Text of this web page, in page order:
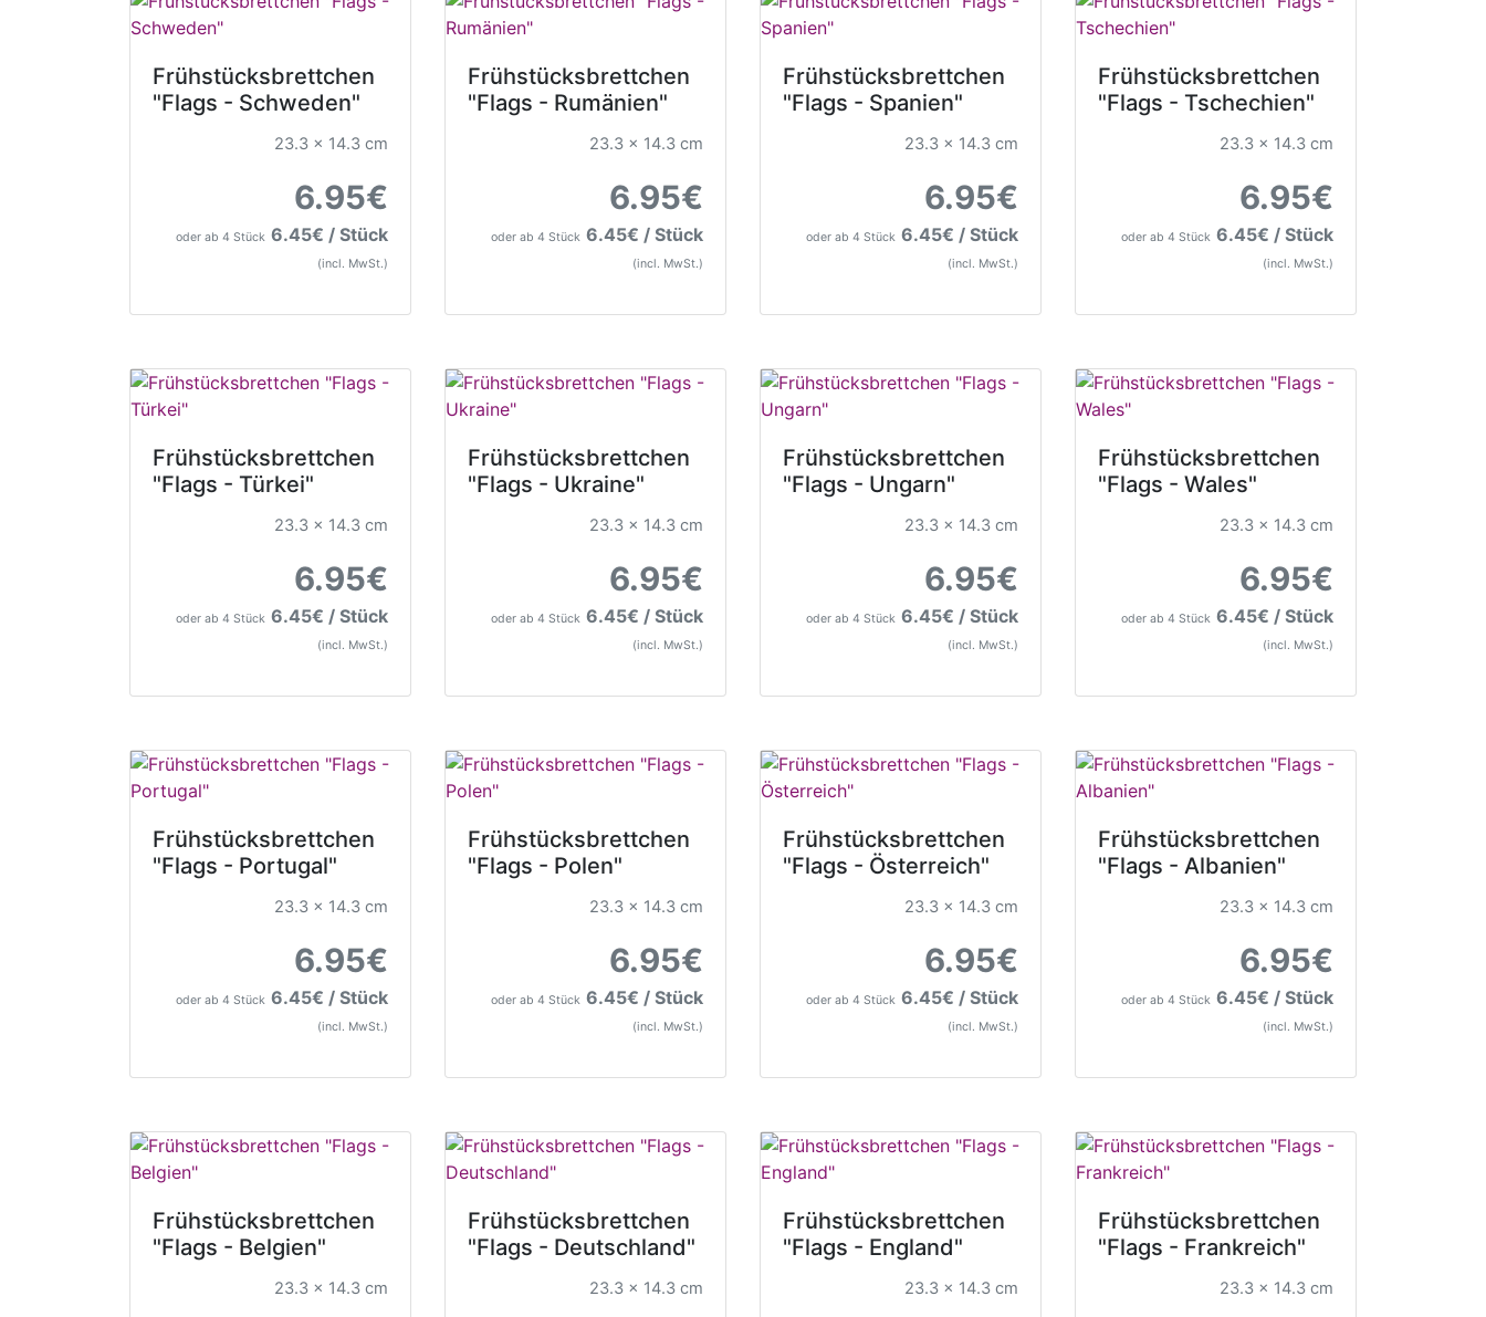
Frühstücksbrettchen
"Flags - Schweden"
23.3 x 14.3 cm
6.95€
oder ab 4 Stück 6.45€ / Stück
(incl. MwSt.)
Frühstücksbrettchen
"Flags - Rumänien"
23.3 x 14.3 cm
6.95€
oder ab 4 Stück 6.45€ / Stück
(incl. MwSt.)
Frühstücksbrettchen
"Flags - Spanien"
23.3 x 14.3 cm
6.95€
oder ab 4 Stück 6.45€ / Stück
(incl. MwSt.)
Frühstücksbrettchen
"Flags - Tschechien"
23.3 x 14.3 cm
6.95€
oder ab 4 Stück 6.45€ / Stück
(incl. MwSt.)
Frühstücksbrettchen
"Flags - Türkei"
23.3 x 14.3 cm
6.95€
oder ab 4 Stück 6.45€ / Stück
(incl. MwSt.)
Frühstücksbrettchen
"Flags - Ukraine"
23.3 x 14.3 cm
6.95€
oder ab 4 Stück 6.45€ / Stück
(incl. MwSt.)
Frühstücksbrettchen
"Flags - Ungarn"
23.3 x 14.3 cm
6.95€
oder ab 4 Stück 6.45€ / Stück
(incl. MwSt.)
Frühstücksbrettchen
"Flags - Wales"
23.3 x 14.3 cm
6.95€
oder ab 4 Stück 6.45€ / Stück
(incl. MwSt.)
Frühstücksbrettchen
"Flags - Portugal"
23.3 x 14.3 cm
6.95€
oder ab 4 Stück 6.45€ / Stück
(incl. MwSt.)
Frühstücksbrettchen
"Flags - Polen"
23.3 x 14.3 cm
6.95€
oder ab 4 Stück 6.45€ / Stück
(incl. MwSt.)
Frühstücksbrettchen
"Flags - Österreich"
23.3 x 14.3 cm
6.95€
oder ab 4 Stück 6.45€ / Stück
(incl. MwSt.)
Frühstücksbrettchen
"Flags - Albanien"
23.3 x 14.3 cm
6.95€
oder ab 4 Stück 6.45€ / Stück
(incl. MwSt.)
Frühstücksbrettchen
"Flags - Belgien"
23.3 x 14.3 cm
Frühstücksbrettchen
"Flags - Deutschland"
23.3 x 14.3 cm
Frühstücksbrettchen
"Flags - England"
23.3 x 14.3 cm
Frühstücksbrettchen
"Flags - Frankreich"
23.3 x 14.3 cm